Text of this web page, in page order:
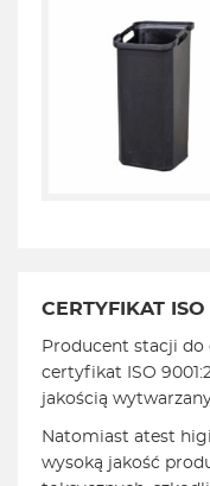
CERTYFIKAT ISO
Producent stacji do
certyfikat ISO
jakością
Natomiast atest
wysoką jakość